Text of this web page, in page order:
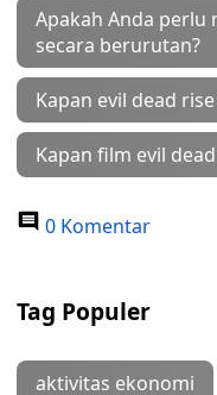
Apakah Anda perlu
secara berurutan?
Kapan evil dead
Kapan film evil
0 Komentar
Tag Populer
aktivitas ekonomi